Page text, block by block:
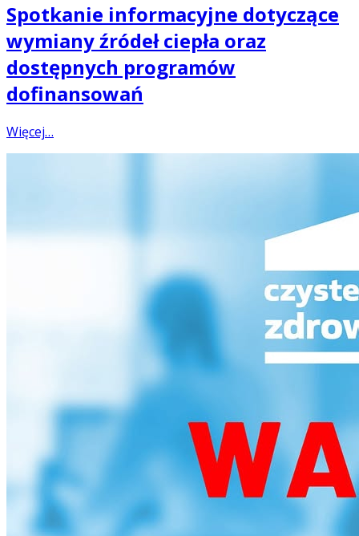
Spotkanie informacyjne dotyczące
wymiany źródeł ciepła oraz
dostępnych programów
dofinansowań
Więcej…